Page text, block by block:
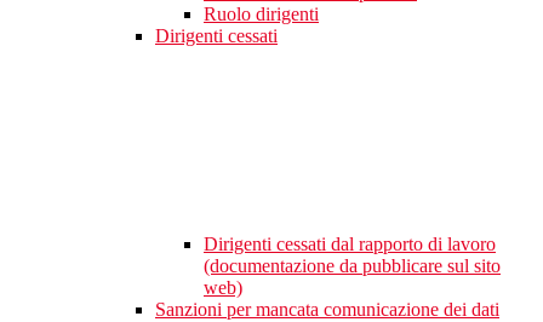
Ruolo dirigenti
Dirigenti cessati
Dirigenti cessati dal rapporto di lavoro
(documentazione da pubblicare sul sito
web)
Sanzioni per mancata comunicazione dei dati